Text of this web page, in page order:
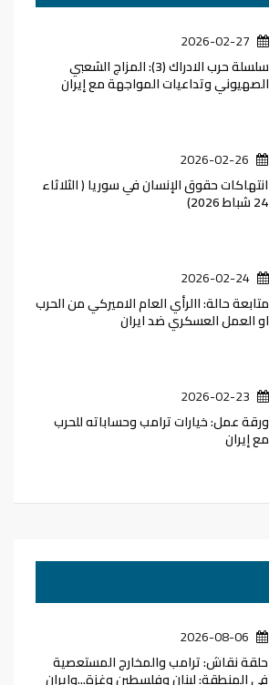
2026-02-27
سلسلة حرب الادراك (3): المزاج الشعبي
الصهيوني وتداعيات المواجهة مع إيران
2026-02-26
انتهاكات حقوق الإنسان في سوريا ( الثلاثاء
24 شباط 2026)
2026-02-24
متابعة حالة: االرأي العام الاميركي من الحرب
او العمل العسكري ضد ايران
2026-02-23
ورقة عمل: خيارات ترامب وحساباته للحرب
مع إيران
2026-08-06
حلقة نقاش: ترامب والمخارج المستعصية
في المنطقة: لبنان وفلسطين وغزة...وإيران